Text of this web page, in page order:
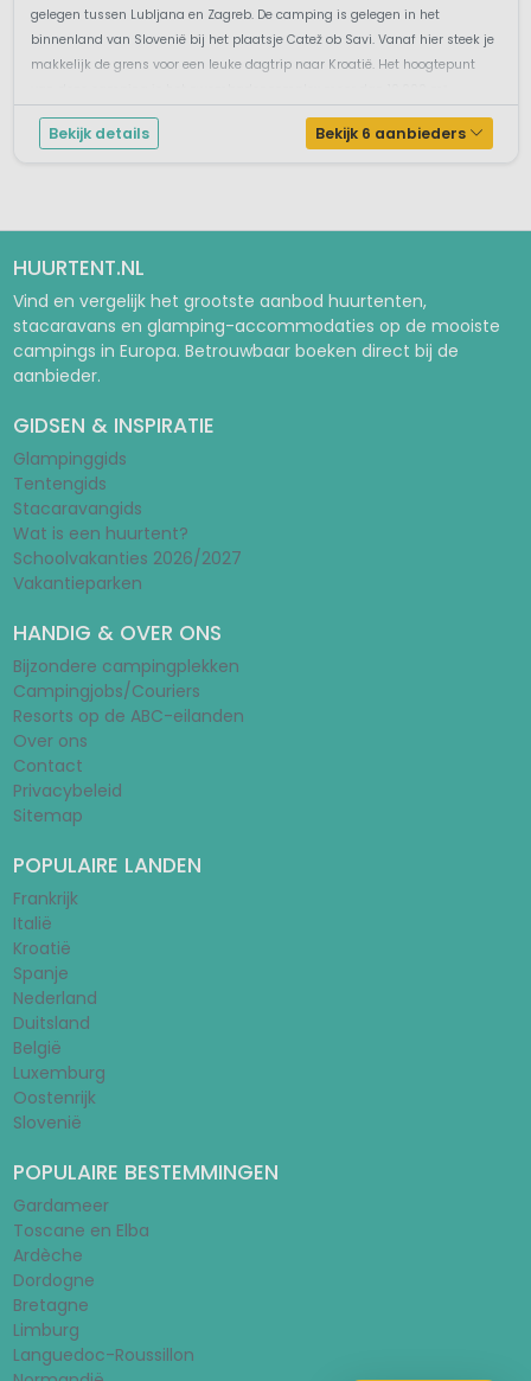
gelegen tussen Lubljana en Zagreb. De camping is gelegen in het
binnenland van Slovenië bij het plaatsje Catež ob Savi. Vanaf hier steek je
makkelijk de grens voor een leuke dagtrip naar Kroatië. Het hoogtepunt
Bekijk details Bekijk 6 aanbieders
HUURTENT.NL
Vind en vergelijk het grootste aanbod huurtenten,
stacaravans en glamping-accommodaties op de mooiste
campings in Europa. Betrouwbaar boeken direct bij de
aanbieder.
GIDSEN & INSPIRATIE
Glampinggids
Tentengids
Stacaravangids
Wat is een huurtent?
Schoolvakanties 2026/2027
Vakantieparken
HANDIG & OVER ONS
Bijzondere campingplekken
Campingjobs/Couriers
Resorts op de ABC-eilanden
Over ons
Contact
Privacybeleid
Sitemap
POPULAIRE LANDEN
Frankrijk
Italië
Kroatië
Spanje
Nederland
Duitsland
België
Luxemburg
Oostenrijk
Slovenië
POPULAIRE BESTEMMINGEN
Gardameer
Toscane en Elba
Ardèche
Dordogne
Bretagne
Limburg
Languedoc-Roussillon